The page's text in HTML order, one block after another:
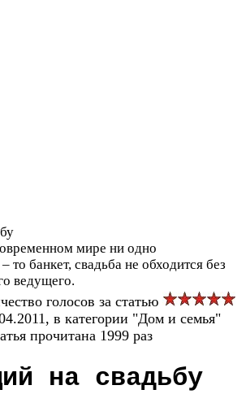
мире ни одно
то банкет, свадьба не обходится без
ведущего.
голосов за статью
в категории "Дом и семья"
прочитана 1999 раз
на свадьбу